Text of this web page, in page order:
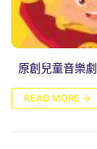
原創兒童音樂
READ MORE →